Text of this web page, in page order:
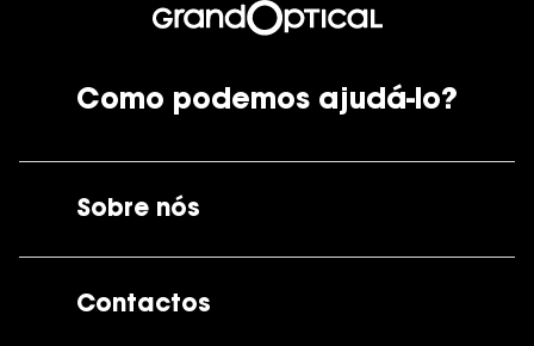
Como podemos ajudá-lo?
Sobre nós
Contactos